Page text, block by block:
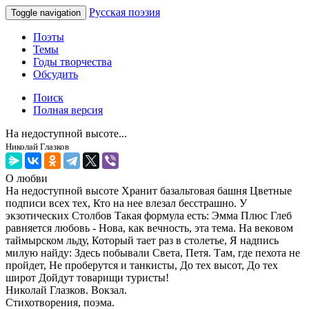
Toggle navigation Русская поэзия
Поэты
Темы
Годы творчества
Обсудить
Поиск
Полная версия
На недоступной высоте...
Николай Глазков
О любви
На недоступной высоте Хранит базальтовая башня Цветные
подписи всех тех, Кто на нее влезал бесстрашно. У
экзотических Столбов Такая формула есть: Эмма Плюс Глеб
равняется любовь - Нова, как вечность, эта тема. На вековом
таймырском льду, Который тает раз в столетье, Я надпись
милую найду: Здесь побывали Света, Петя. Там, где пехота не
пройдет, Не проберутся и танкисты, До тех высот, До тех
широт Дойдут товарищи туристы!
Николай Глазков. Вокзал.
Стихотворения, поэма.